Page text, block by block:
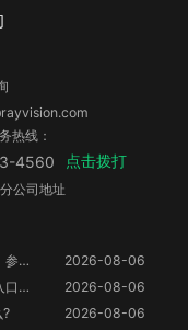
第13届世界渲染大赛参赛指南（附参赛时间、参赛要求、赛事奖励等）
2026-08-06
第13届世界渲染大赛官网地址在哪里？参赛入口与信息整理
2026-08-06
?
2026-08-06
热线：
4560 点击拨打
公司地址